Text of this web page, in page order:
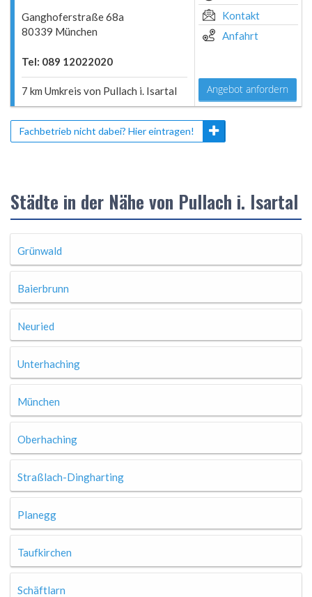
Ganghoferstraße 68a
80339 München
Tel: 089 12022020
7 km Umkreis von Pullach i. Isartal
Kontakt
Anfahrt
Angebot anfordern
Fachbetrieb nicht dabei? Hier eintragen!
Städte in der Nähe von Pullach i. Isartal
Grünwald
Baierbrunn
Neuried
Unterhaching
München
Oberhaching
Straßlach-Dingharting
Planegg
Taufkirchen
Schäftlarn